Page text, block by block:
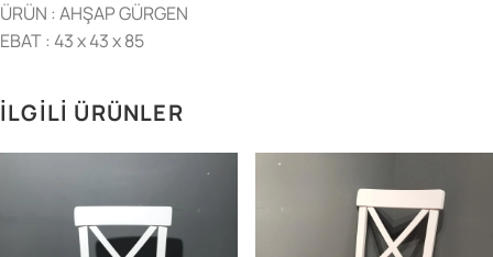
ÜRÜN : AHŞAP GÜRGEN
EBAT : 43 x 43 x 85
İLGILI ÜRÜNLER